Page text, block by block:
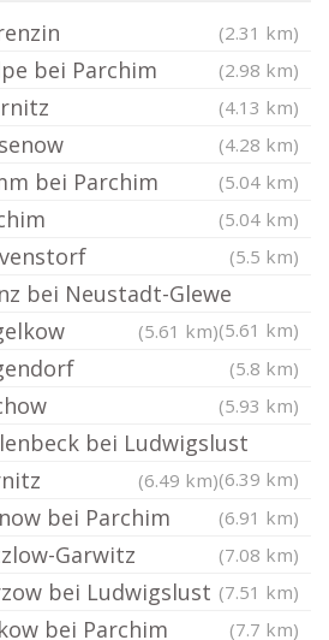
(2.31 km)
bei Parchim (2.98 km)
(4.13 km)
(4.28 km)
bei Parchim (5.04 km)
(5.04 km)
(5.5 km)
bei Neustadt-Glewe
(5.61 km)
(5.61 km)
(5.8 km)
(5.93 km)
bei Ludwigslust
(6.39 km)
(6.49 km)
bei Parchim (6.91 km)
Garwitz (7.08 km)
bei Ludwigslust (7.51 km)
bei Parchim (7.7 km)